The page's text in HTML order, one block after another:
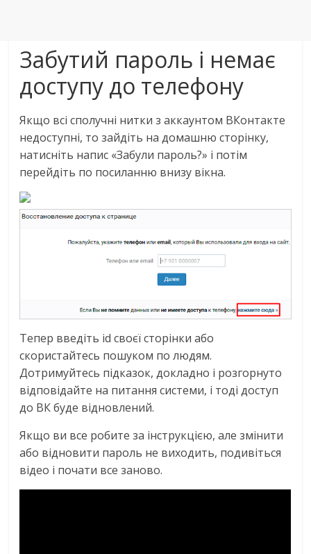
Забутий пароль і немає
доступу до телефону
Якщо всі сполучні нитки з аккаунтом ВКонтакте
недоступні, то зайдіть на домашню сторінку,
натисніть напис «Забули пароль?» і потім
перейдіть по посиланню внизу вікна.
Тепер введіть id своєї сторінки або
скористайтесь пошуком по людям.
Дотримуйтесь підказок, докладно і розгорнуто
відповідайте на питання системи, і тоді доступ
до ВК буде відновлений.
Якщо ви все робите за інструкцією, але змінити
або відновити пароль не виходить, подивіться
відео і почати все заново.